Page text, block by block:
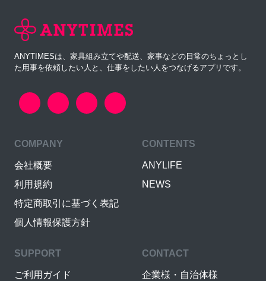
ANYTIMESは、家具組み立てや配送、家事などの日常のちょっとし
た用事を依頼したい人と、仕事をしたい人をつなげるアプリです。
COMPANY
会社概要
利用規約
特定商取引に基づく表記
個人情報保護方針
CONTENTS
ANYLIFE
NEWS
SUPPORT
ご利用ガイド
CONTACT
企業様・自治体様